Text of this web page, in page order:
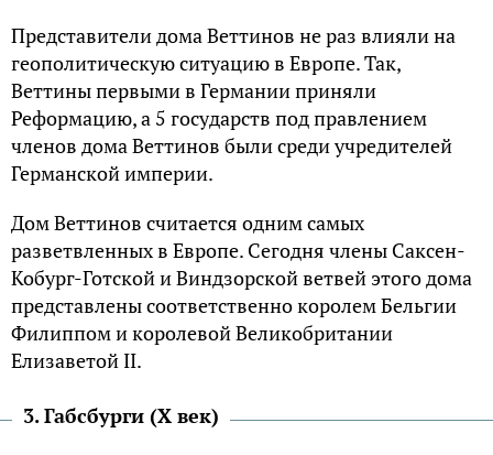
Представители дома Веттинов не раз влияли на
геополитическую ситуацию в Европе. Так,
Веттины первыми в Германии приняли
Реформацию, а 5 государств под правлением
членов дома Веттинов были среди учредителей
Германской империи.
Дом Веттинов считается одним самых
разветвленных в Европе. Сегодня члены Саксен-
Кобург-Готской и Виндзорской ветвей этого дома
представлены соответственно королем Бельгии
Филиппом и королевой Великобритании
Елизаветой II.
3. Габсбурги (X век)